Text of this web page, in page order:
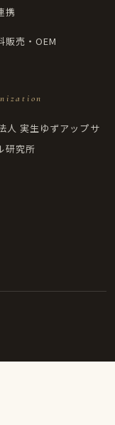
携
販売・OEM
人 実生ゆずアップサ
研究所